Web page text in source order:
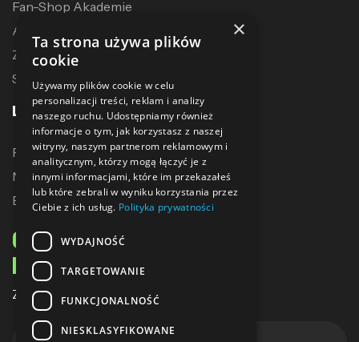
Fan-Shop Akademie
Akcesoria treningowe
Zostań dystrybutorem
Sublimacja
LINKI
Promocje
Nowe produkty
Bestsellery
ODBIERZ 10% ZNIŻKI
NA PIERWSZE ZAKUPY
Zapisz się do naszego newslettera
×
Ta strona używa plików
cookie
Używamy plików cookie w celu
personalizacji treści, reklam i analizy
naszego ruchu. Udostępniamy również
informacje o tym, jak korzystasz z naszej
witryny, naszym partnerom reklamowym i
analitycznym, którzy mogą łączyć je z
innymi informacjami, które im przekazałeś
lub które zebrali w wyniku korzystania przez
Ciebie z ich usług. Polityka prywatności
WYDAJNOŚĆ
TARGETOWANIE
FUNKCJONALNOŚĆ
NIESKLASYFIKOWANE